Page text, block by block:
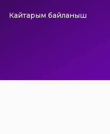
Кайтарым байланыш